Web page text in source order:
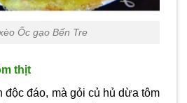
Ốc gạo Bến Tre
thịt
độc đáo, mà gỏi củ hủ dừa tôm